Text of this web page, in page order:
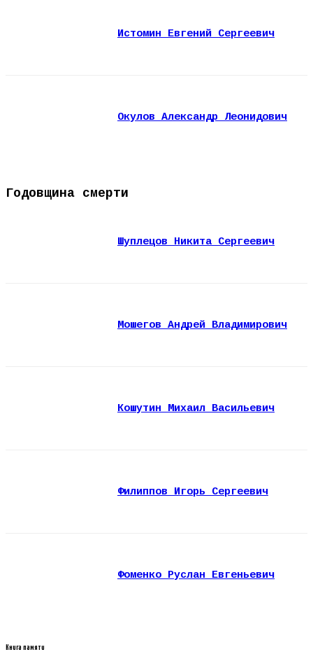
Истомин Евгений Сергеевич
Окулов Александр Леонидович
Годовщина смерти
Шуплецов Никита Сергеевич
Мошегов Андрей Владимирович
Кошутин Михаил Васильевич
Филиппов Игорь Сергеевич
Фоменко Руслан Евгеньевич
Книга памяти